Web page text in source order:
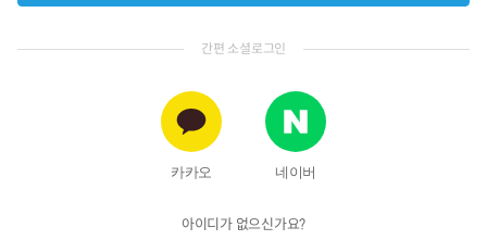
간편 소셜로그인
카카오 네이버
아이디가 없으신가요?